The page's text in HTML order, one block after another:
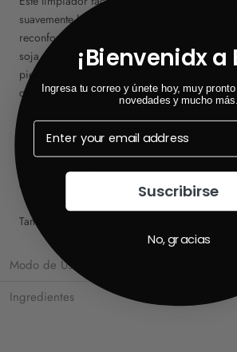
suavemente la suciedad y el maquillaje,
reconforta la piel. Su fórmula única,
soja y Derma-Cleara, está especialmente
piel sensible al instante, dejándola suave,
completamente calmada.
Ideal para quienes buscan una limpieza
equilibrio de la piel, manteniendo la
equilibrada todos los días!
Tamaño: 200 ml
Modo de Uso
Ingredientes
¡Bienvenidx a
Ingresa tu correo y únete hoy, muy
novedades y mucho más.
Suscribirse
No, gracias